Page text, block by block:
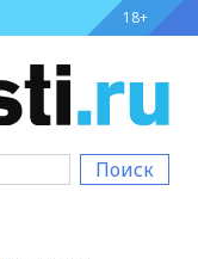
18+
Поиск